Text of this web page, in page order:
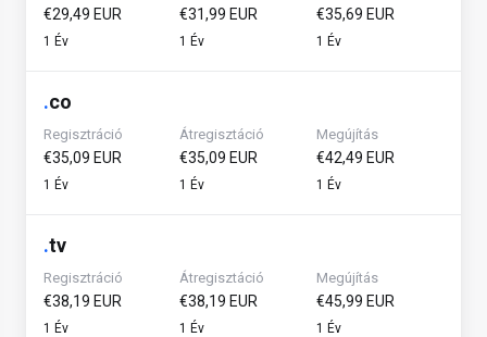
€29,49 EUR
1 Év
€31,99 EUR
1 Év
€35,69 EUR
1 Év
.co
Regisztráció
€35,09 EUR
1 Év
Átregisztáció
€35,09 EUR
1 Év
Megújítás
€42,49 EUR
1 Év
.tv
Regisztráció
€38,19 EUR
1 Év
Átregisztáció
€38,19 EUR
1 Év
Megújítás
€45,99 EUR
1 Év